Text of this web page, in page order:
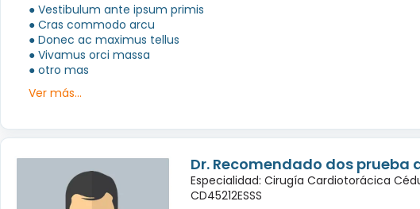
● Vestibulum ante ipsum primis
● Cras commodo arcu
● Donec ac maximus tellus
● Vivamus orci massa
● otro mas
Ver más...
Dr. Recomendado dos prueba
Especialidad: Cirugía Cardiotorácica
CD45212ESSS